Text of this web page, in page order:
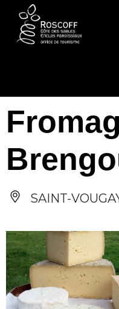
SAINT-
Cookies management